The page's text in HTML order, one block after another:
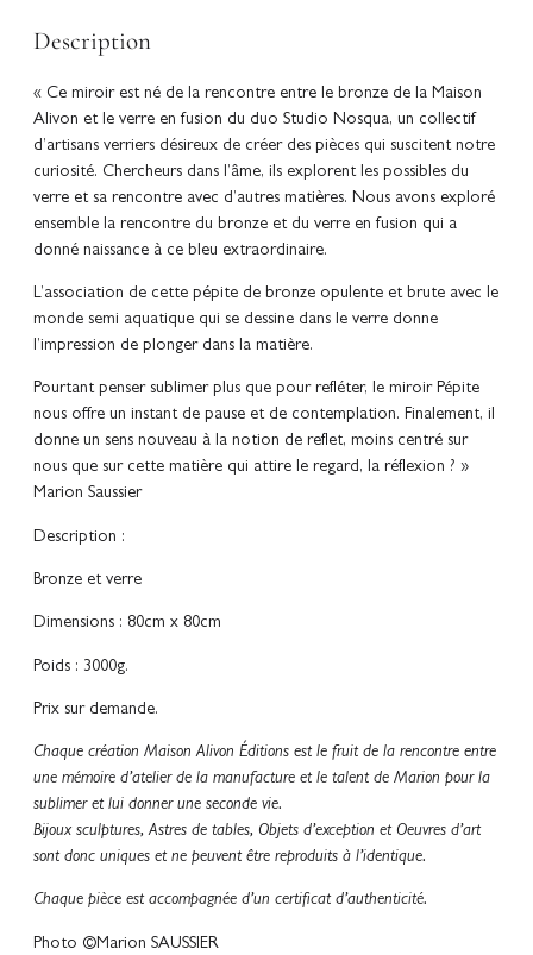
Description
« Ce miroir est né de la rencontre entre le bronze de la Maison
Alivon et le verre en fusion du duo Studio Nosqua, un collectif
d’artisans verriers désireux de créer des pièces qui suscitent notre
curiosité. Chercheurs dans l’âme, ils explorent les possibles du
verre et sa rencontre avec d’autres matières. Nous avons exploré
ensemble la rencontre du bronze et du verre en fusion qui a
donné naissance à ce bleu extraordinaire.
L’association de cette pépite de bronze opulente et brute avec le
monde semi aquatique qui se dessine dans le verre donne
l’impression de plonger dans la matière.
Pourtant penser sublimer plus que pour refléter, le miroir Pépite
nous offre un instant de pause et de contemplation. Finalement, il
donne un sens nouveau à la notion de reflet, moins centré sur
nous que sur cette matière qui attire le regard, la réflexion ? »
Marion Saussier
Description :
Bronze et verre
Dimensions : 80cm x 80cm
Poids : 3000g.
Prix sur demande.
Chaque création Maison Alivon Éditions est le fruit de la rencontre entre
une mémoire d’atelier de la manufacture et le talent de Marion pour la
sublimer et lui donner une seconde vie.
Bijoux sculptures, Astres de tables, Objets d’exception et Oeuvres d’art
sont donc uniques et ne peuvent être reproduits à l’identique.
Chaque pièce est accompagnée d’un certificat d’authenticité.
Photo ©Marion SAUSSIER